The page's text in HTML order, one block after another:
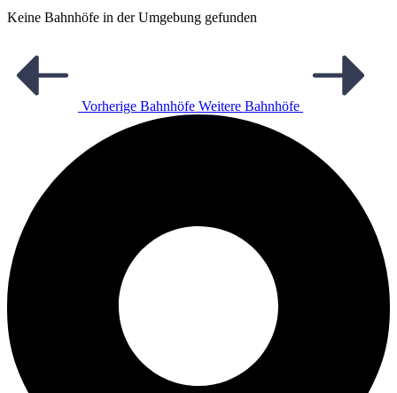
Keine Bahnhöfe in der Umgebung gefunden
Vorherige Bahnhöfe Weitere Bahnhöfe